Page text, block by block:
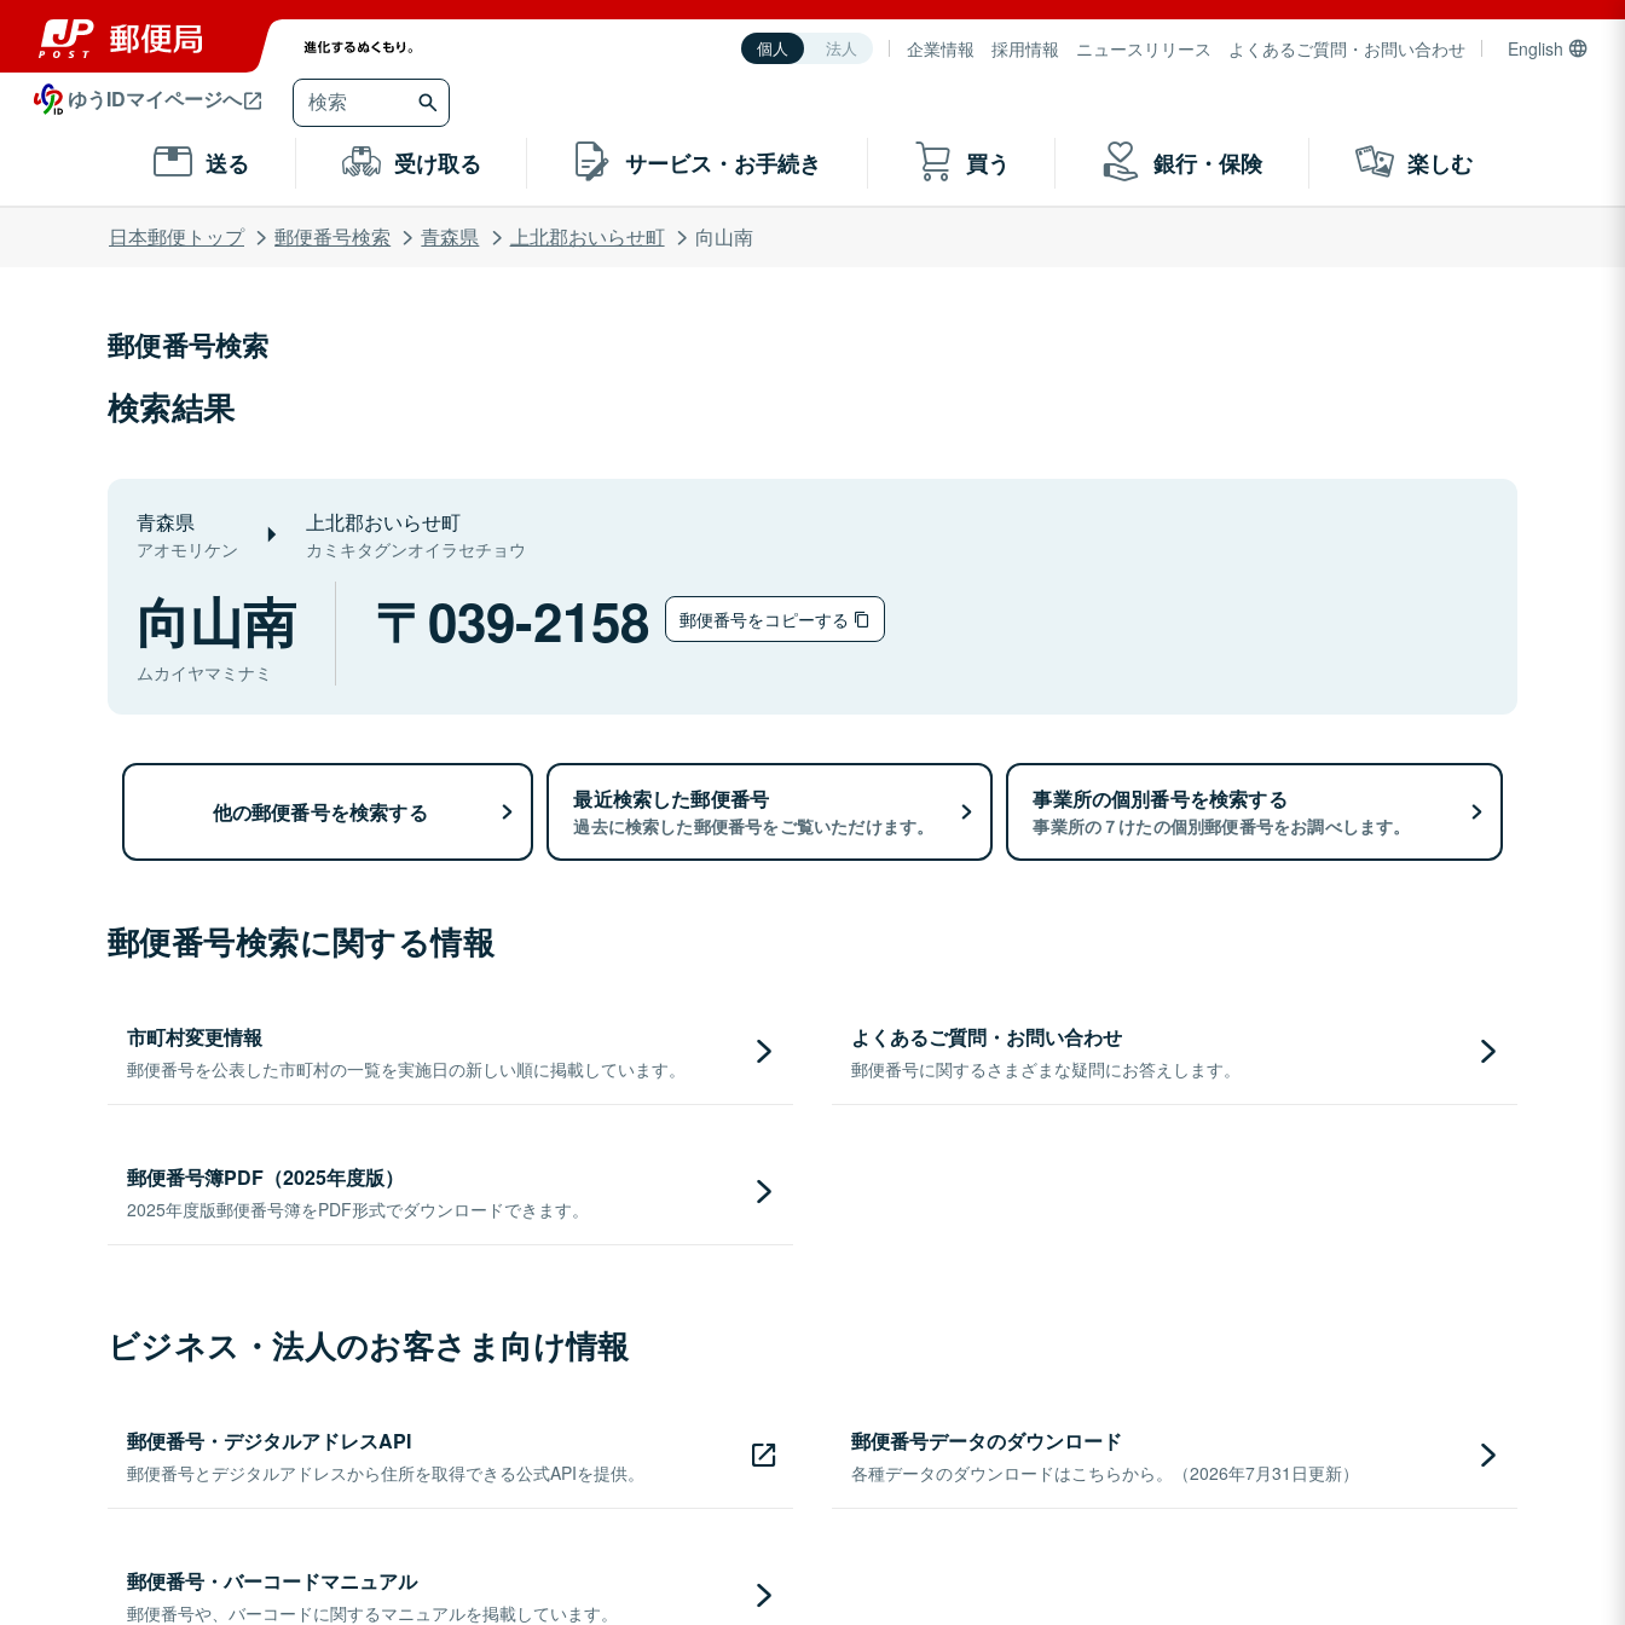
個人 法人 企業情報 採用情報 ニュースリリース よくあるご質問・お問い合わせ English
ゆうIDマイページへ
送る 受け取る サービス・お手続き 買う 銀行・保険 楽しむ
日本郵便トップ 郵便番号検索 青森県 上北郡おいらせ町 向山南
郵便番号検索
検索結果
青森県
アオモリケン
上北郡おいらせ町
カミキタグンオイラセチョウ
向山南
ムカイヤマミナミ
039-2158 郵便番号をコピーする
他の郵便番号を検索する 最近検索した郵便番号
過去に検索した郵便番号をご覧いただけます。
事業所の個別番号を検索する
事業所の７けたの個別郵便番号をお調べします。
郵便番号検索に関する情報
市町村変更情報
郵便番号を公表した市町村の一覧を実施日の新しい順に掲載しています。
よくあるご質問・お問い合わせ
郵便番号に関するさまざまな疑問にお答えします。
郵便番号簿PDF（2025年度版）
2025年度版郵便番号簿をPDF形式でダウンロードできます。
ビジネス・法人のお客さま向け情報
郵便番号・デジタルアドレスAPI
郵便番号とデジタルアドレスから住所を取得できる公式APIを提供。
郵便番号データのダウンロード
各種データのダウンロードはこちらから。（2026年7月31日更新）
郵便番号・バーコードマニュアル
郵便番号や、バーコードに関するマニュアルを掲載しています。